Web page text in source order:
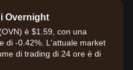
Overnight
è $1.59, con una
di -0.42%. L'attuale market
di trading di 24 ore è di